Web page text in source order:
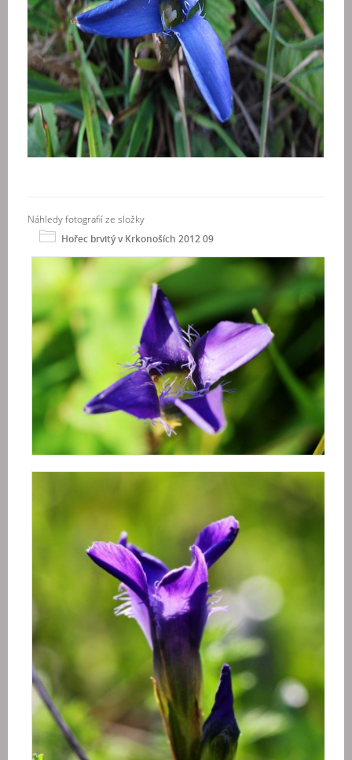
Náhledy fotografií ze složky
Hořec brvitý v Krkonoších 2012 09